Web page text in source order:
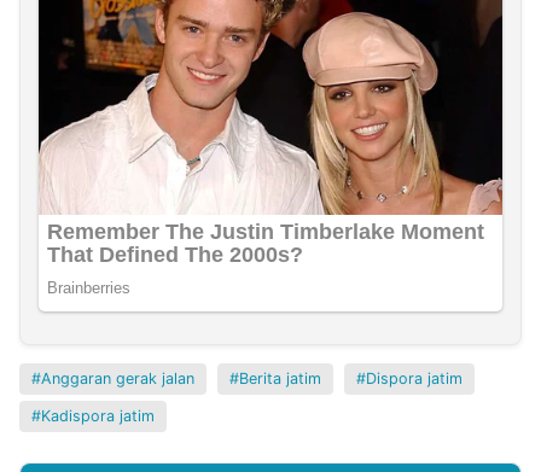
Anggaran gerak jalan Berita jatim Dispora jatim
Kadispora jatim